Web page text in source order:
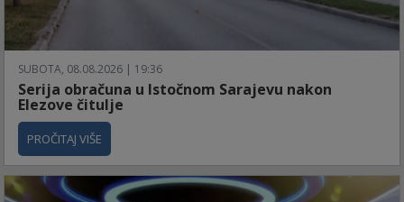
SUBOTA, 08.08.2026 | 19:36
Serija obračuna u Istočnom Sarajevu nakon
Elezove čitulje
PROČITAJ VIŠE